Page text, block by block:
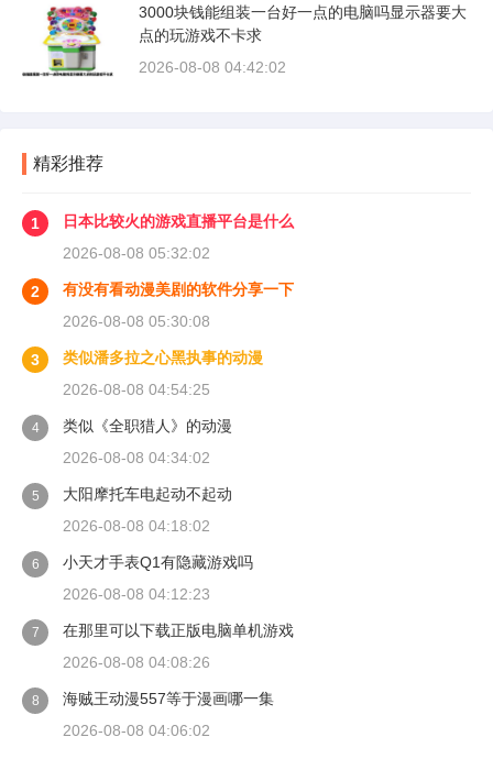
3000块钱能组装一台好一点的电脑吗显示器要大
点的玩游戏不卡求
2026-08-08 04:42:02
精彩推荐
1
日本比较火的游戏直播平台是什么
2026-08-08 05:32:02
2
有没有看动漫美剧的软件分享一下
2026-08-08 05:30:08
3
类似潘多拉之心黑执事的动漫
2026-08-08 04:54:25
4
类似《全职猎人》的动漫
2026-08-08 04:34:02
5
大阳摩托车电起动不起动
2026-08-08 04:18:02
6
小天才手表Q1有隐藏游戏吗
2026-08-08 04:12:23
7
在那里可以下载正版电脑单机游戏
2026-08-08 04:08:26
8
海贼王动漫557等于漫画哪一集
2026-08-08 04:06:02